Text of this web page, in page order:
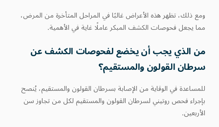
ومع ذلك، تظهر هذه الأعراض غالبًا في المراحل المتأخرة من المرض،
مما يجعل فحوصات الكشف المبكر عاملًا غاية في الأهمية.
من الذي يجب أن يخضع لفحوصات الكشف عن
سرطان القولون والمستقيم؟
للمساعدة في الوقاية من الإصابة بسرطان القولون والمستقيم، يُنصح
بإجراء فحص روتيني لسرطان القولون والمستقيم لكل من تجاوز سن
الأربعين.